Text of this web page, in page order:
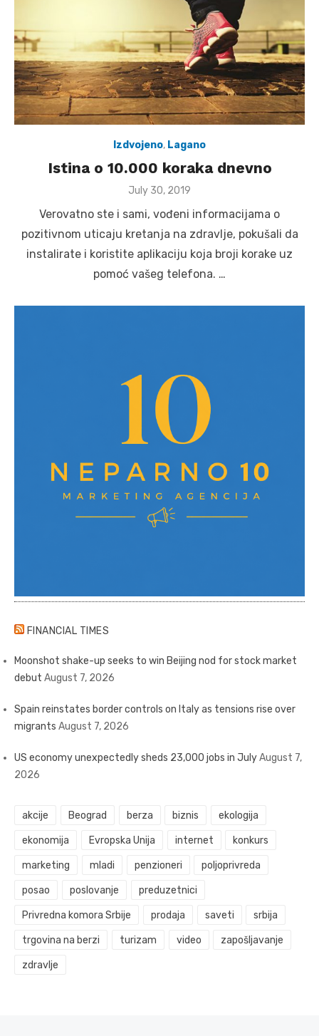
Izdvojeno, Lagano
Istina o 10.000 koraka dnevno
Posted
July 30, 2019
Verovatno ste i sami, vođeni informacijama o
pozitivnom uticaju kretanja na zdravlje, pokušali da
instalirate i koristite aplikaciju koja broji korake uz
pomoć vašeg telefona. …
FINANCIAL TIMES
Moonshot shake-up seeks to win Beijing nod for stock market
debut August 7, 2026
Spain reinstates border controls on Italy as tensions rise over
migrants August 7, 2026
US economy unexpectedly sheds 23,000 jobs in JulyAugust 7,
2026
akcije Beograd berza biznis ekologija
ekonomija Evropska Unija internet konkurs
marketing mladi penzioneri poljoprivreda
posao poslovanje preduzetnici
Privredna komora Srbije prodaja saveti srbija
trgovina na berzi turizam video zapošljavanje
zdravlje